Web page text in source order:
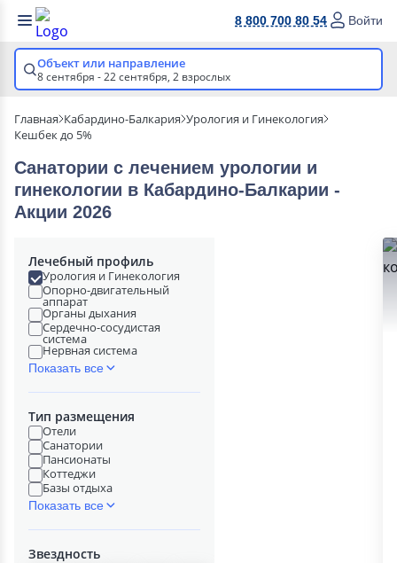
8 800 700 80 54 Войти
Объект или направление
8 сентября - 22 сентября, 2 взрослых
Главная Кабардино-Балкария Урология и Гинекология
Кешбек до 5%
Санатории с лечением урологии и
гинекологии в Кабардино-Балкарии -
Акции 2026
Лечебный профиль
Урология и Гинекология
Опорно-двигательный
аппарат
Органы дыхания
Сердечно-сосудистая
система
Нервная система
Показать все
Тип размещения
Отели
Санатории
Пансионаты
Коттеджи
Базы отдыха
Показать все
Звездность